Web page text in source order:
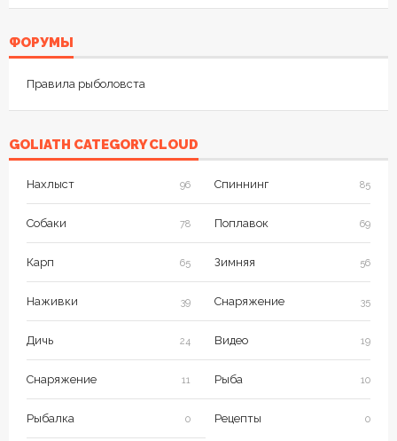
ФОРУМЫ
Правила рыболовста
GOLIATH CATEGORY CLOUD
Нахлыст 96 Спиннинг 85
Собаки 78 Поплавок 69
Карп 65 Зимняя 56
Наживки 39 Снаряжение 35
Дичь 24 Видео 19
Снаряжение 11 Рыба 10
Рыбалка 0 Рецепты 0